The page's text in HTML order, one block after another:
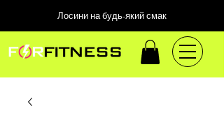
Лосини на будь-який смак